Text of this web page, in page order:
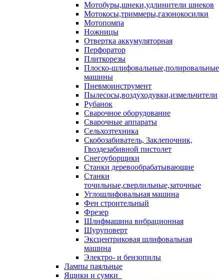
Мотобуры,шнеки,удлинители шнеков
Мотокосы,триммеры,газонокосилки
Мотопомпа
Ножницы
Отвертка аккумуляторная
Перфоратор
Плиткорезы
Плоско-шлифовальные,полировальные
машины
Пневмоинструмент
Пылесосы,воздуходувки,измельчители
Рубанок
Сварочное оборудование
Сварочные аппараты
Сельхозтехника
Скобозабиватель, Заклепочник,
Гвоздезабивной пистолет
Снегоуборщики
Станки деревообрабатывающие
Станки
точильные,сверлильные,заточные
Углошлифовальная машина
Фен строительный
Фрезер
Шлифмашина вибрационная
Шуруповерт
Эксцентриковая шлифовальная
машина
Электро- и бензопилы
Лампы паяльные
Ящики и сумки